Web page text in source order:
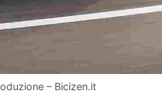
– Bicizen.it